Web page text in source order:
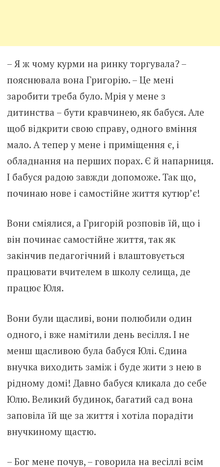
– Я ж чому курми на ринку торгувала? –
пояснювала вона Григорію. – Це мені
заробити треба було. Мрія у мене з
дитинства – бути кравчинею, як бабуся. Але
щоб відкрити свою справу, одного вміння
мало. А тепер у мене і приміщення є, і
обладнання на перших порах. Є й напарниця.
І бабуся радою завжди допоможе. Так що,
починаю нове і самостійне життя кутюр’є!
Вони сміялися, а Григорій розповів їй, що і
він починає самостійне життя, так як
закінчив педагогічний і влаштовується
працювати вчителем в школу селища, де
працює Юля.
Вони були щасливі, вони полюбили один
одного, і вже намітили день весілля. І не
менш щасливою була бабуся Юлі. Єдина
внучка виходить заміж і буде жити з нею в
рідному домі! Давно бабуся кликала до себе
Юлю. Великий будинок, багатий сад вона
заповіла їй ще за життя і хотіла порадіти
внучкиному щастю.
– Бог мене почув, – говорила на весіллі всім